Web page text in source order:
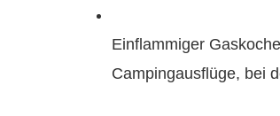
Einflammiger
Campingausflüge, bei